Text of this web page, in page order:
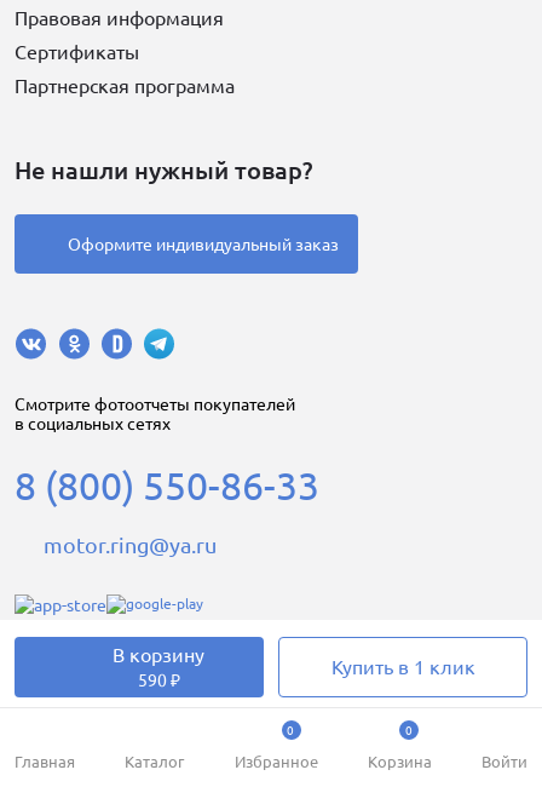
Главная Каталог Избранное
0
Корзина
0
Войти
В корзину
590 ₽
Купить в 1 клик
Правовая информация
Сертификаты
Партнерская программа
Не нашли нужный товар?
Оформите индивидуальный заказ
Cмотрите фотоотчеты покупателей
в социальных сетях
8 (800) 550-86-33
motor.ring@ya.ru
Motorring.ru © 2008-2026